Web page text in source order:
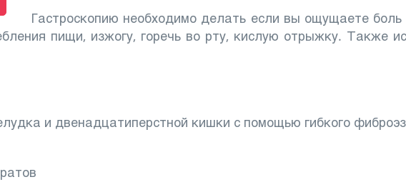
Гастроскопию необходимо делать если вы ощущаете
пищи, изжогу, горечь во рту, кислую отрыжку. Также
и двенадцатиперстной кишки с помощью гибкого